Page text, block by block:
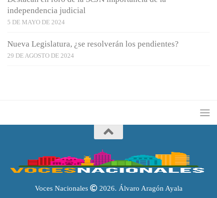
independencia judicial
5 DE MAYO DE 2024
Nueva Legislatura, ¿se resolverán los pendientes?
29 DE AGOSTO DE 2024
Voces Nacionales 2026. Álvaro Aragón Ayala